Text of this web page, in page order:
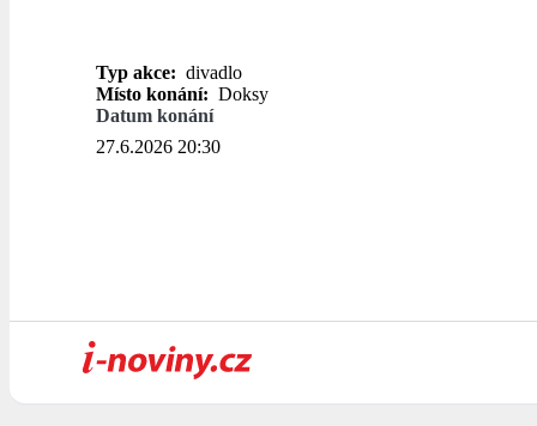
Typ akce: divadlo
Místo konání: Doksy
Datum konání
27.6.2026 20:30